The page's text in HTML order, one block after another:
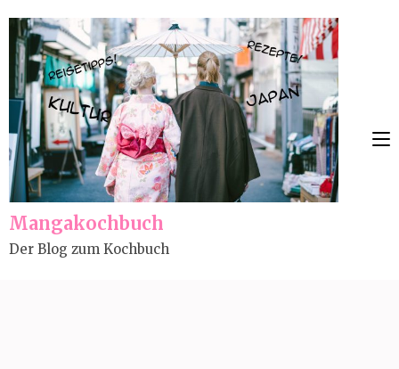
content
(Press
Enter)
Mangakochbuch
Der Blog zum Kochbuch